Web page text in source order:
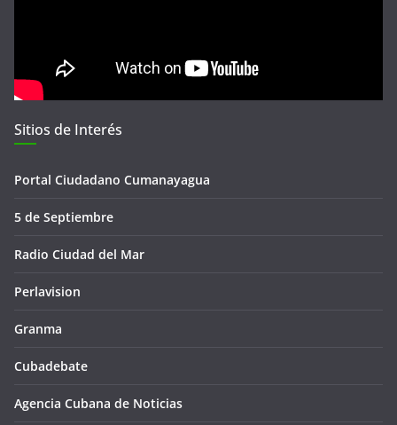
Sitios de Interés
Portal Ciudadano Cumanayagua
5 de Septiembre
Radio Ciudad del Mar
Perlavision
Granma
Cubadebate
Agencia Cubana de Noticias